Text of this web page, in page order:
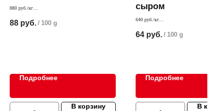
880 руб./кг
шпику
88 руб. / 100 g
Подробнее
В корзину
сыром
640 руб./кг
отличного качества. Получились
64 руб. / 100 g
Подробнее
В